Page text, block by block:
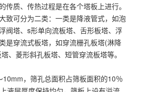
传质、传热过程是在各个塔板上进行。
致可分为二类：一类是降液管式，如泡
阀塔、s形单向流板塔、舌形板塔、浮
是穿流式板塔，如穿流栅孔板塔(淋降
、菱形斜孔板塔、短管穿流板塔等。
10mm，筛孔总面积占筛板面积的10％